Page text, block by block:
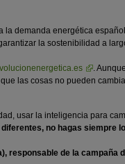
la demanda energética
la sostenibilidad a
.
las cosas no pueden
usar la inteligencia para
no hagas siempre
, responsable de la campaña